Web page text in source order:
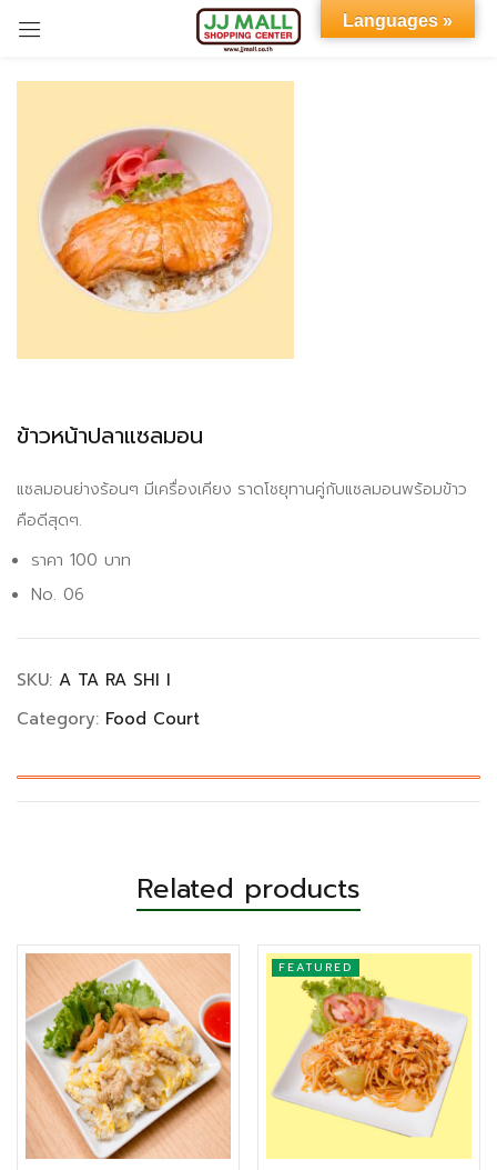
ข้าวหน้าปลาแซลมอน
แซลมอนย่างร้อนๆ มีเครื่องเคียง ราดโชยุทานคู่กับแซลมอนพร้อมข้าว
คือดีสุดๆ.
ราคา 100 บาท
No. 06
SKU: A TA RA SHI I
Category: Food Court
Related products
FEATURED
Languages »
Sign in
Remember me